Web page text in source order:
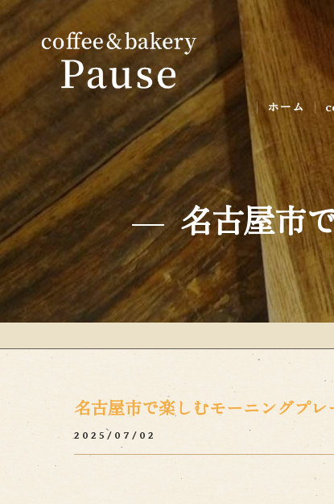
ホーム
名古屋市
名古屋市で楽しむモーニングプレ
2025/07/02